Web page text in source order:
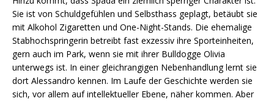
Sie ist von Schuldgefühlen und Selbsthass geplagt, betäubt sie
mit Alkohol Zigaretten und One-Night-Stands. Die ehemalige
Stabhochspringerin betreibt fast exzessiv ihre Sporteinheiten,
gern auch im Park, wenn sie mit ihrer Bulldogge Olivia
unterwegs ist. In einer gleichrangigen Nebenhandlung lernt sie
dort Alessandro kennen. Im Laufe der Geschichte werden sie
sich, vor allem auf intellektueller Ebene, näher kommen. Aber